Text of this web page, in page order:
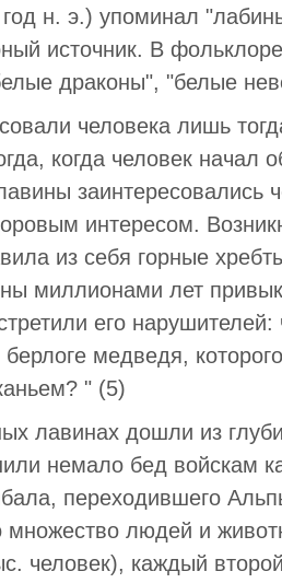
н. э.) упоминал
источник. В
драконы", "белые
человека лишь
когда человек начал
заинтересовались
интересом.
из себя горные
миллионами лет
его нарушителей:
медведя,
" (5)
лавинах дошли из
немало бед войскам
переходившего
множество людей и
человек), каждый